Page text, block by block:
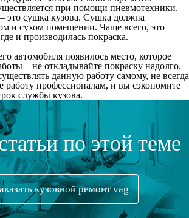
при помощи пневмотехники.
это сушка кузова. Сушка должна
и сухом помещении. Чаще всего, это
и производилась покраска.
автомобиля появилось место, которое
– не откладывайте покраску надолго.
данную работу самому, не всегда
работу профессионалам, и вы сэкономите
службы кузова.
по этой теме
кузовной ремонт vag